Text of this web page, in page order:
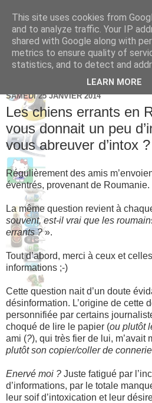
Brice Cornet:
entrepreneur
SAMEDI 25 JANVIER 2014
Les chiens errants en
vous donnait un peu
vous abreuver d’intox ?
Régulièrement des amis
éventrés, provenant de Roumanie.
La même question revient à
souvent, est-il vrai que les
errants ?».
Tout d’abord, merci à ceux et
informations ;-)
Cette question nait d’un doute
désinformation. L’origine de cette
personnifiée par certains
choqué de lire le papier (ou plutôt
ami (?), qui très fier de lui, m’avait
plutôt son copier/coller de
Enervé moi ? Juste fatigué par
d’informations, par le totale
leur soif d’intoxication et leur
This site uses cookies from
and to analyze traffic. Your IP
shared with Google along with
metrics to ensure quality of
statistics, and to detect and
LEARN MORE